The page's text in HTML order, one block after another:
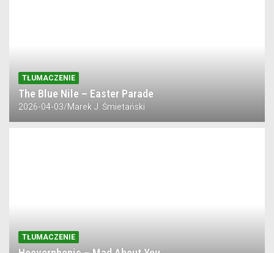
TŁUMACZENIE
The Blue Nile – Easter Parade
2026-04-03 Marek J. Śmietański
TŁUMACZENIE